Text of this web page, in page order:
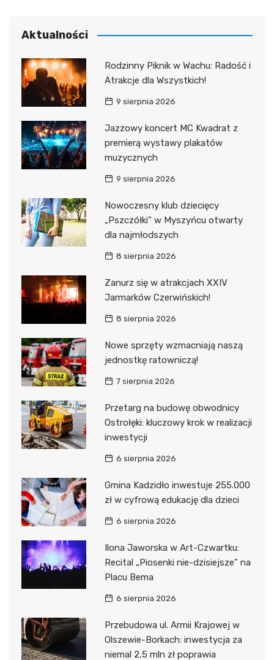
Aktualności
Rodzinny Piknik w Wachu: Radość i
Atrakcje dla Wszystkich!
9 sierpnia 2026
Jazzowy koncert MC Kwadrat z
premierą wystawy plakatów
muzycznych
9 sierpnia 2026
Nowoczesny klub dziecięcy
„Pszczółki” w Myszyńcu otwarty
dla najmłodszych
8 sierpnia 2026
Zanurz się w atrakcjach XXIV
Jarmarków Czerwińskich!
8 sierpnia 2026
Nowe sprzęty wzmacniają naszą
jednostkę ratowniczą!
7 sierpnia 2026
Przetarg na budowę obwodnicy
Ostrołęki: kluczowy krok w realizacji
inwestycji
6 sierpnia 2026
Gmina Kadzidło inwestuje 255.000
zł w cyfrową edukację dla dzieci
6 sierpnia 2026
Ilona Jaworska w Art-Czwartku:
Recital „Piosenki nie-dzisiejsze” na
Placu Bema
6 sierpnia 2026
Przebudowa ul. Armii Krajowej w
Olszewie-Borkach: inwestycja za
niemal 2,5 mln zł poprawia